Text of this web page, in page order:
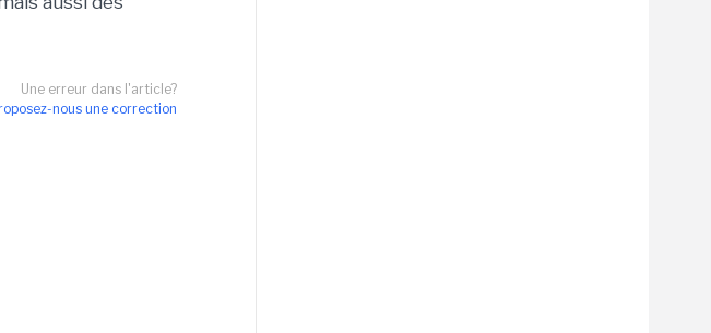
Une erreur dans l'article?
nous une correction